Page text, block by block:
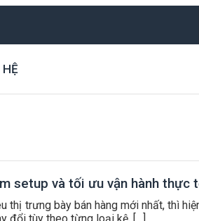
HỆ
setup và tối ưu vận hành thực
thị trưng bày bán hàng mới nhất, thì